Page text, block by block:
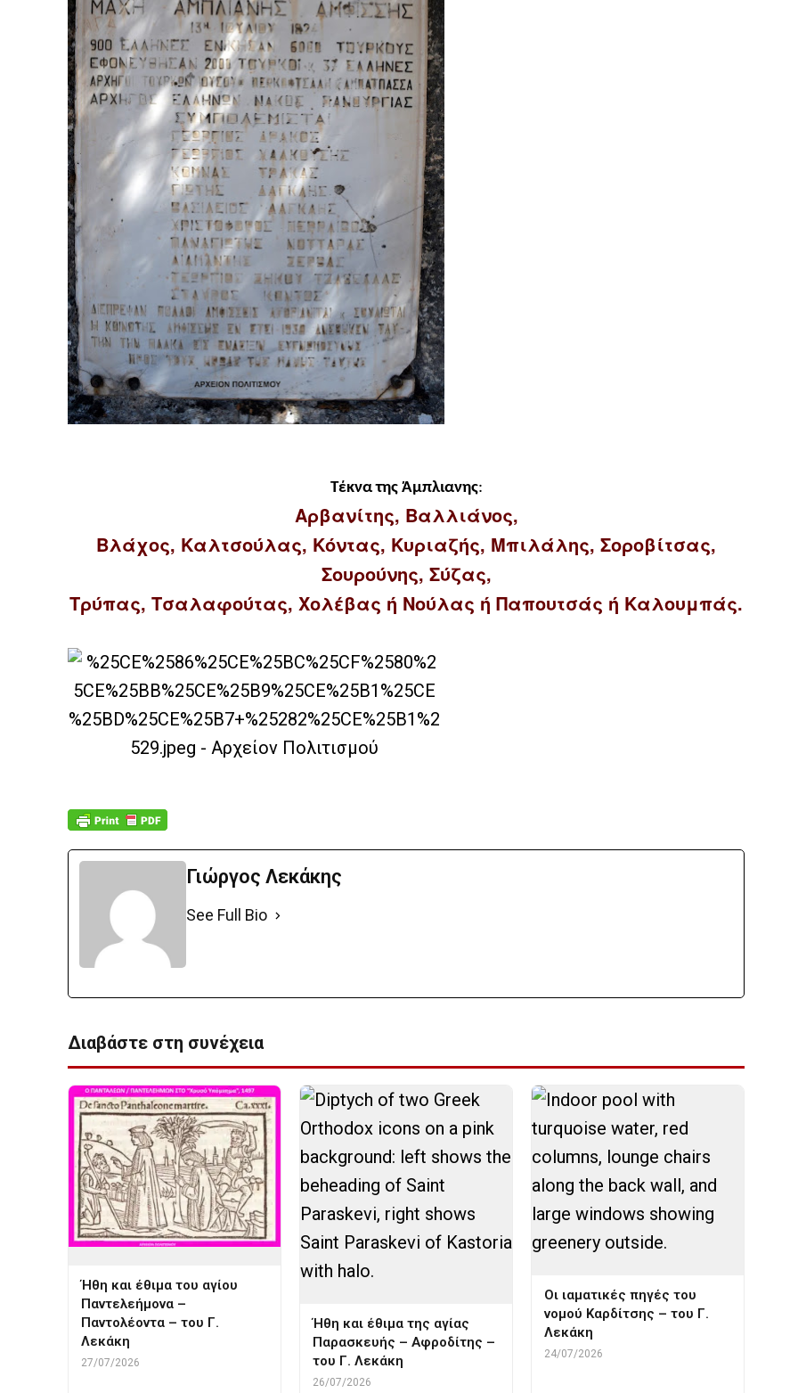
Τέκνα της Άμπλιανης:
Αρβανίτης, Βαλλιάνος,
Βλάχος, Καλτσούλας, Κόντας, Κυριαζής, Μπιλάλης, Σοροβίτσας,
Σουρούνης, Σύζας,
Τρύπας, Τσαλαφούτας, Χολέβας ή Νούλας ή Παπουτσάς ή Καλουμπάς.
Γιώργος Λεκάκης
See Full Bio
Διαβάστε στη συνέχεια
Ήθη και έθιμα του αγίου
Παντελεήμονα –
Παντολέοντα – του Γ.
Λεκάκη
27/07/2026
Ήθη και έθιμα της αγίας
Παρασκευής – Αφροδίτης –
του Γ. Λεκάκη
26/07/2026
Οι ιαματικές πηγές του
νομού Καρδίτσης – του Γ.
Λεκάκη
24/07/2026